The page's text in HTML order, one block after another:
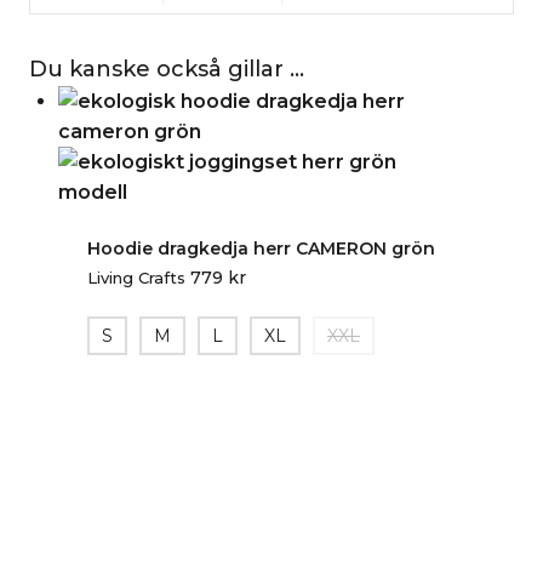
Du kanske också gillar …
Hoodie dragkedja herr CAMERON grön
Living Crafts 779 kr
S M L XL XXL